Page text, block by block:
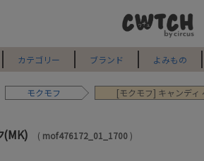
カテゴリー ブランド よみもの
モクモフ [モクモフ] キャンディ
(MK) mof476172_01_1700